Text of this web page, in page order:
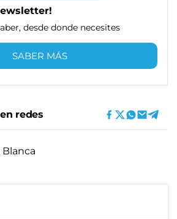
desde donde necesites
SABER MÁS
redes
Blanca